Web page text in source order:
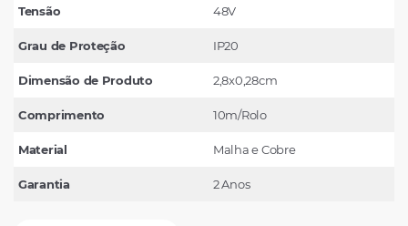
Tensão 48V
Grau de Proteção IP20
Dimensão de Produto 2,8x0,28cm
Comprimento 10m/Rolo
Material Malha e Cobre
Garantia 2 Anos